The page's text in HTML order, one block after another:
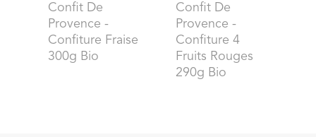
Confit De
Provence -
Confiture Fraise
300g Bio
Confit De
Provence -
Confiture 4
Fruits Rouges
290g Bio